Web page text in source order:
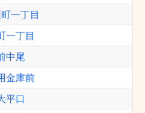
一丁目
一丁目
中尾
金庫前
平口